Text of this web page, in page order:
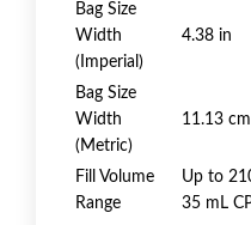
Bag Size
Width
(Imperial)
4.38 in
Bag Size
Width
(Metric)
11.13 cm
Fill Volume
Range
Up to
35 mL